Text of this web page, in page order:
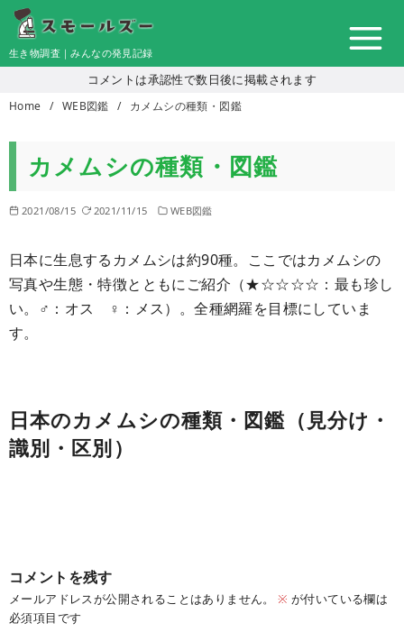
コ
テ
ツ
生き物調査｜みんなの発見記録
コメントは承認性で数日後に掲載されます
Home WEB図鑑 カメムシの種類・図鑑
カメムシの種類・図鑑
2021/08/15 2021/11/15 WEB図鑑
日本に生息するカメムシは約90種。ここではカメムシの
写真や生態・特徴とともにご紹介（★☆☆☆☆：最も珍し
い。♂：オス ♀：メス）。全種網羅を目標にしていま
す。
日本のカメムシの種類・図鑑（見分け・
識別・区別）
コメントを残す
メールアドレスが公開されることはありません。 ※ が付いている欄は
必須項目です